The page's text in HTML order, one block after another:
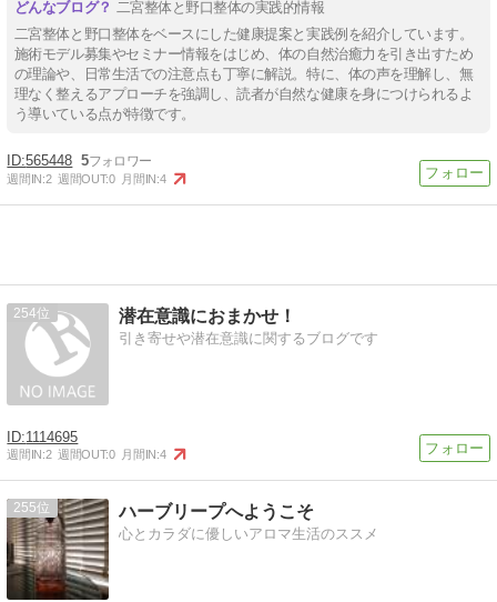
二宮整体と野口整体の実践的情報
二宮整体と野口整体をベースにした健康提案と実践例を紹介しています。
施術モデル募集やセミナー情報をはじめ、体の自然治癒力を引き出すため
の理論や、日常生活での注意点も丁寧に解説。特に、体の声を理解し、無
理なく整えるアプローチを強調し、読者が自然な健康を身につけられるよ
う導いている点が特徴です。
565448 5
週間IN:2 週間OUT:0 月間IN:4
254 潜在意識におまかせ！
引き寄せや潜在意識に関するブログです
1114695
週間IN:2 週間OUT:0 月間IN:4
255 ハーブリープへようこそ
心とカラダに優しいアロマ生活のススメ